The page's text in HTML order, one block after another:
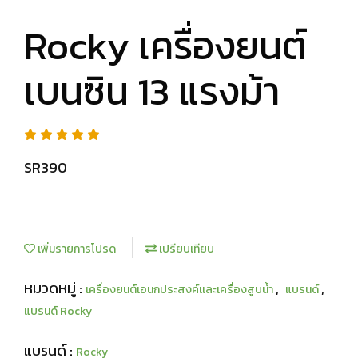
Rocky เครื่องยนต์
เบนซิน 13 แรงม้า
SR390
เพิ่มรายการโปรด เปรียบเทียบ
หมวดหมู่ : เครื่องยนต์เอนกประสงค์เเละเครื่องสูบน้ำ, แบรนด์,
แบรนด์ Rocky
แบรนด์ : Rocky